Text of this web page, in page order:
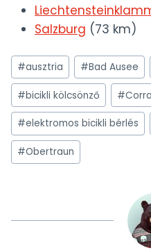
Salzburg (73 km)
Post
Tags:
#ausztria #Bad Ausee
#bicikli kölcsönző #
#elektromos bicikli bérlés
#Obertraun